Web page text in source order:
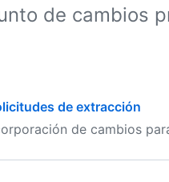
de cambios
de extracción
de cambios